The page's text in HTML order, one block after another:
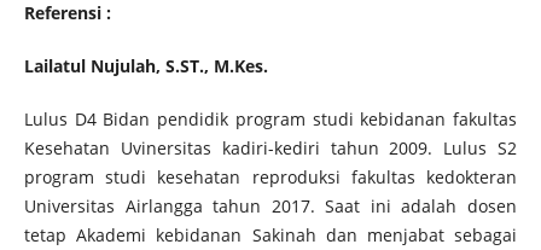
Referensi :
Lailatul Nujulah, S.ST., M.Kes.
Lulus D4 Bidan pendidik program studi kebidanan fakultas
Kesehatan Uvinersitas kadiri-kediri tahun 2009. Lulus S2
program studi kesehatan reproduksi fakultas kedokteran
Universitas Airlangga tahun 2017. Saat ini adalah dosen
tetap Akademi kebidanan Sakinah dan menjabat sebagai